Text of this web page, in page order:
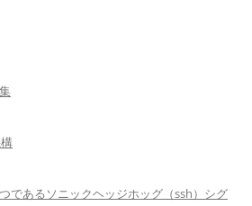
であるソニックヘッジホッグ（ssh）シグ